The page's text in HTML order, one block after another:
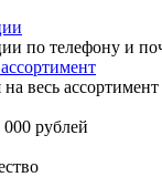
по телефону и
весь ассортимент
рублей